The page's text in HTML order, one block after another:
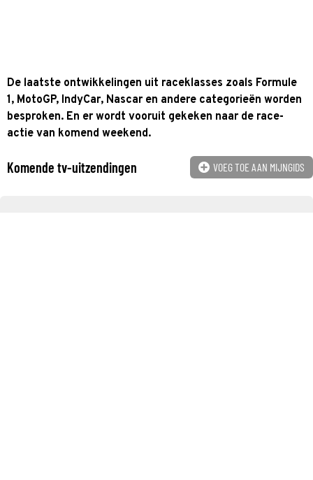
De laatste ontwikkelingen uit raceklasses zoals Formule
1, MotoGP, IndyCar, Nascar en andere categorieën worden
besproken. En er wordt vooruit gekeken naar de race-
actie van komend weekend.
Komende tv-uitzendingen VOEG TOE AAN MIJNGIDS